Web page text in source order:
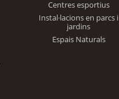
Centres esportius
Instal·lacions en parcs i
jardins
Espais Naturals